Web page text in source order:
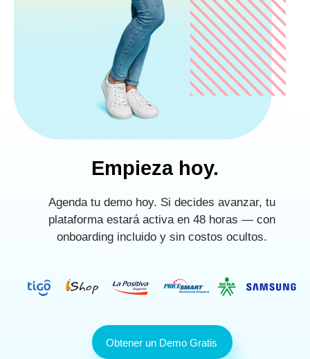
Empieza hoy.
Agenda tu demo hoy. Si decides avanzar, tu
plataforma estará activa en 48 horas — con
onboarding incluido y sin costos ocultos.
Obtener un Demo Gratis